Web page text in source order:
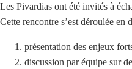
Les Pivardias ont été invités à
Cette rencontre s’est déroulée en
présentation des enjeux
discussion par équipe sur